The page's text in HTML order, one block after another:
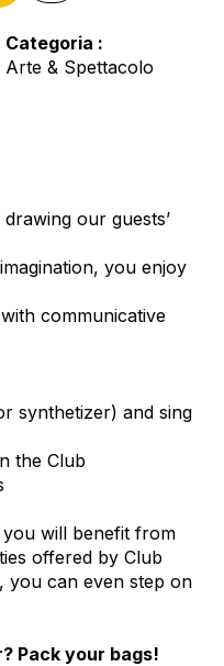
Categoria
Arte & Spettacolo
our guests’
you enjoy
communicative
synthetizer) and sing
the Club
you will benefit from
offered by Club
you can even step on
Pack your bags!